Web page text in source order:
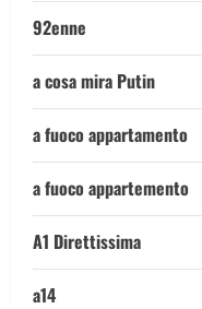
92enne
a cosa mira Putin
a fuoco appartamento
a fuoco appartemento
A1 Direttissima
a14